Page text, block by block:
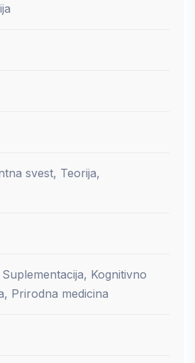
svest, Teorija,
Kognitivno
Prirodna medicina